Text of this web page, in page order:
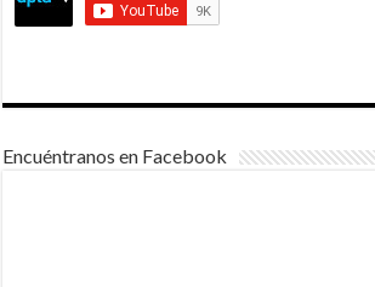
Encuéntranos en Facebook